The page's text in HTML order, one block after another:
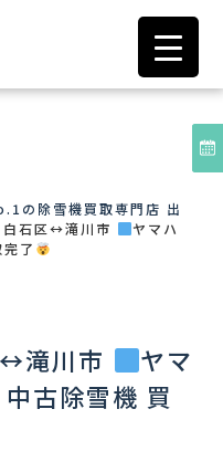
の除雪機買取専門店 出
石区↔️滝川市
ヤマハ
了
↔️滝川市
ヤマ
古除雪機 買